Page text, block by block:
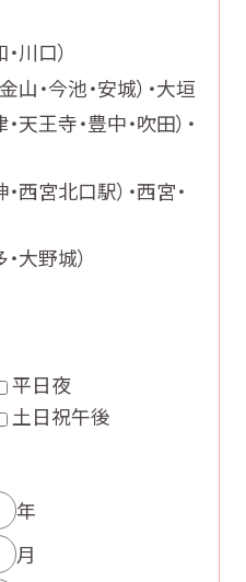
川口）
金山・今池・安城）・大垣
・天王寺・豊中・吹田）・
・西宮北口駅）・西宮・
・大野城）
平日夜
土日祝午後
年
月